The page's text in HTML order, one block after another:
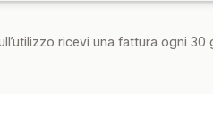
ricevi una fattura ogni 30